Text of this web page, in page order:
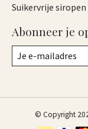
Suikervrije
Abonneer je
© Copyright